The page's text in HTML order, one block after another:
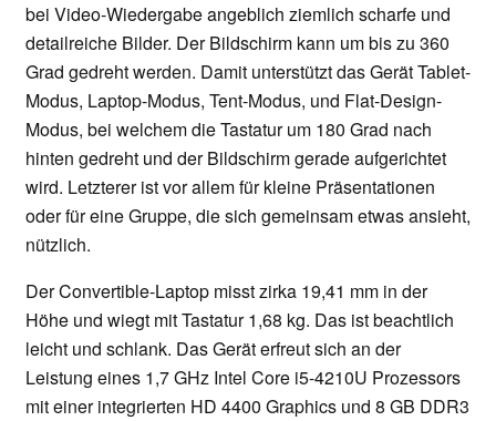
bei Video-Wiedergabe angeblich ziemlich scharfe und
detailreiche Bilder. Der Bildschirm kann um bis zu 360
Grad gedreht werden. Damit unterstützt das Gerät Tablet-
Modus, Laptop-Modus, Tent-Modus, und Flat-Design-
Modus, bei welchem die Tastatur um 180 Grad nach
hinten gedreht und der Bildschirm gerade aufgerichtet
wird. Letzterer ist vor allem für kleine Präsentationen
oder für eine Gruppe, die sich gemeinsam etwas ansieht,
nützlich.
Der Convertible-Laptop misst zirka 19,41 mm in der
Höhe und wiegt mit Tastatur 1,68 kg. Das ist beachtlich
leicht und schlank. Das Gerät erfreut sich an der
Leistung eines 1,7 GHz Intel Core i5-4210U Prozessors
mit einer integrierten HD 4400 Graphics und 8 GB DDR3